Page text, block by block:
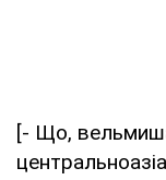
[- Що,